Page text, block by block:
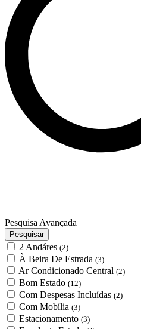
Pesquisa Avançada
Pesquisar
2 Andáres (2)
À Beira De Estrada (3)
Ar Condicionado Central (2)
Bom Estado (12)
Com Despesas Incluídas (2)
Com Mobília (3)
Estacionamento (3)